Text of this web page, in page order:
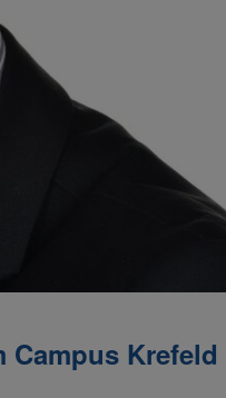
Campus Krefeld